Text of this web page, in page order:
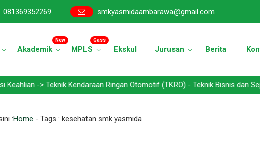
081369352269 smkyasmidaambarawa@gmail.com
Akademik
New
MPLS
Gass
Ekskul Jurusan Berita
-> Teknik Kendaraan Ringan Otomotif (TKRO) - Teknik Bisnis dan
:Home - Tags : kesehatan smk yasmida